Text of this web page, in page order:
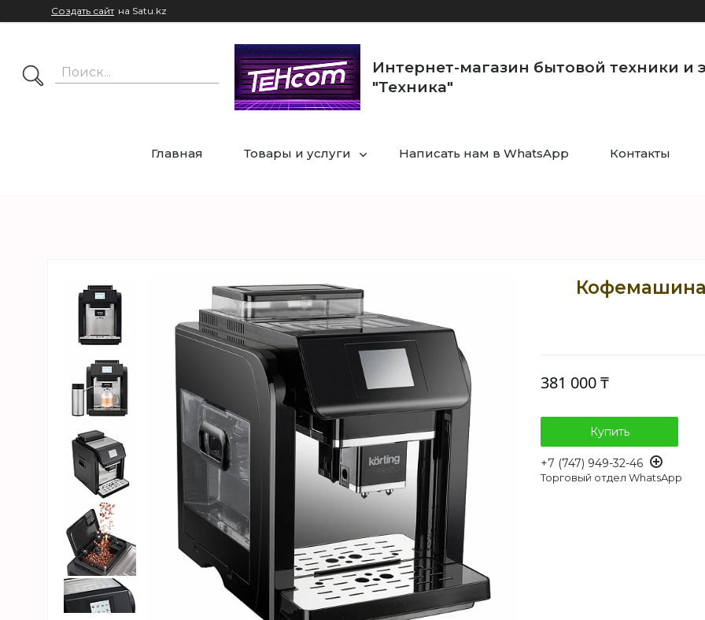
Создать сайт на Satu.kz
Интернет-магазин бытовой техники и
"Техника"
Главная Товары и услуги Написать нам в WhatsApp Контакты
Кофемашина
381 000 ₸
Купить
+7 (747) 949-32-46
Торговый отдел WhatsApp